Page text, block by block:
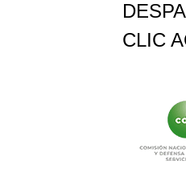
CLIC